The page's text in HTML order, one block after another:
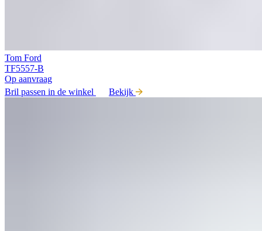
Tom Ford
TF5557-B
Op aanvraag
Bril passen in de winkel
Bekijk